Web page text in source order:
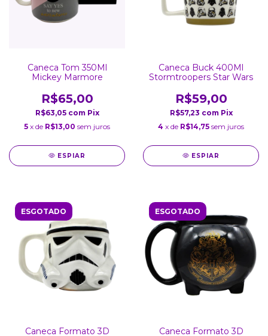
Caneca Tom 350Ml
Mickey Marmore
R$65,00
R$63,05 com Pix
5 x de R$13,00 sem juros
ESPIAR
Caneca Buck 400Ml
Stormtroopers Star Wars
R$59,00
R$57,23 com Pix
4 x de R$14,75 sem juros
ESPIAR
ESGOTADO
Caneca Formato 3D
ESGOTADO
Caneca Formato 3D